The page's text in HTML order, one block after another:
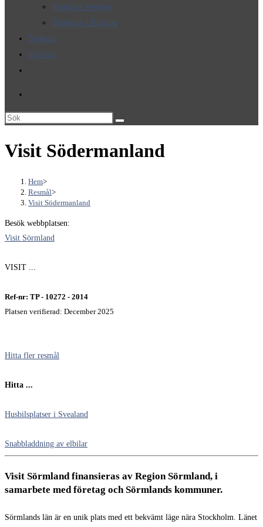
Vandra i Sverige
Tågresor i Europa
Nyheter
Service
Sök
denna
Visit Södermanland
Hem>
Resmål>
Visit Södermanland
Besök webbplatsen:
Visit Sörmland
VISIT ...
Ref-nr: TP - 10272 - 2014
Platsen verifierad: December 2025
Hitta fler resmål
Hitta ...
Husbilsplatser i Svealand
Snabbladdning av elbilar
Visit Sörmland finansieras av Region Sörmland, i
samarbete med företag och Sörmlands kommuner.
Sörmlands län är en unik plats med ett bekvämt läge nära Stockholm. Länet